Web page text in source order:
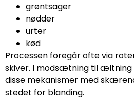
grøntsager
nødder
urter
kød
Processen foregår ofte via
skiver. I modsætning til æltning
disse mekanismer med
stedet for blanding.